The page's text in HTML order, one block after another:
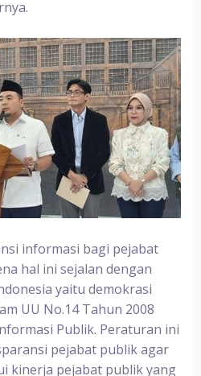
informasi bagi pejabat
hal ini sejalan dengan
yaitu demokrasi
UU No.14 Tahun 2008
Publik. Peraturan ini
pejabat publik agar
kinerja pejabat publik yang